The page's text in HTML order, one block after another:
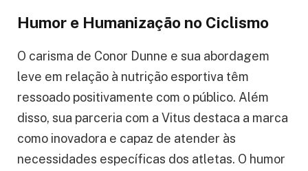
Humor e Humanização no Ciclismo
O carisma de Conor Dunne e sua abordagem
leve em relação à nutrição esportiva têm
ressoado positivamente com o público. Além
disso, sua parceria com a Vitus destaca a marca
como inovadora e capaz de atender às
necessidades específicas dos atletas. O humor